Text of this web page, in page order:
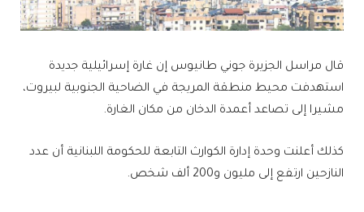
قال مراسل الجزيرة جوني طانيوس إن غارة إسرائيلية جديدة
استهدفت محيط منطقة المريجة في الضاحية الجنوبية لبيروت،
مشيرا إلى تصاعد أعمدة الدخان من مكان الغارة.
كذلك أعلنت وحدة إدارة الكوارث التابعة للحكومة اللبنانية أن عدد
النازحين ارتفع إلى مليون و200 ألف شخص.